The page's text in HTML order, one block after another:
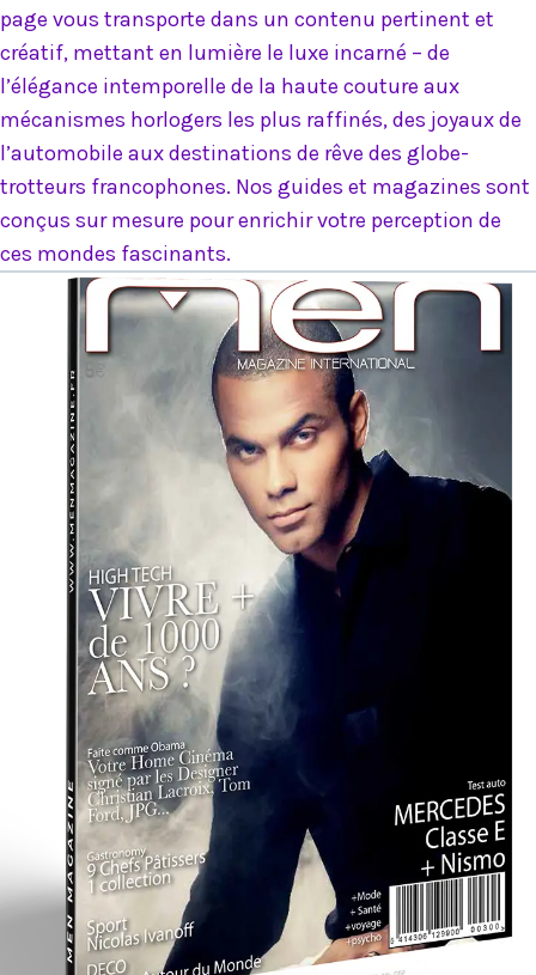
page vous transporte dans un contenu pertinent et
créatif, mettant en lumière le luxe incarné – de
l’élégance intemporelle de la haute couture aux
mécanismes horlogers les plus raffinés, des joyaux de
l’automobile aux destinations de rêve des globe-
trotteurs francophones. Nos guides et magazines sont
conçus sur mesure pour enrichir votre perception de
ces mondes fascinants.